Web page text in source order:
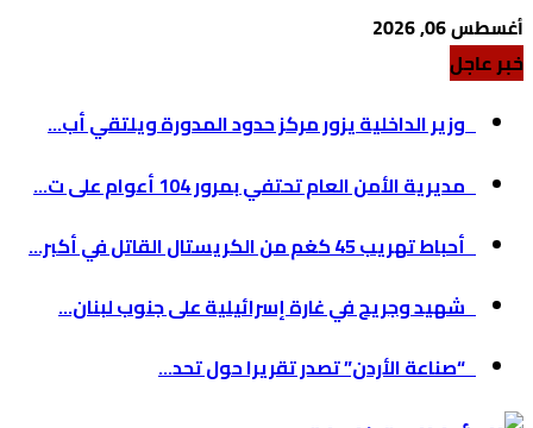
أغسطس 06, 2026
خبر عاجل
وزير الداخلية يزور مركز حدود المدورة ويلتقي أب...
مديرية الأمن العام تحتفي بمرور 104 أعوام على ت...
أحباط تهريب 45 كغم من الكريستال القاتل في أكبر...
شهيد وجريح في غارة إسرائيلية على جنوب لبنان...
“صناعة الأردن” تصدر تقريرا حول تحد...